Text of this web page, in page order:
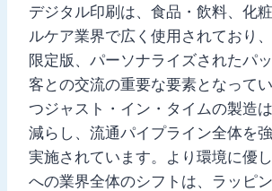
デジタル印刷は、食品・飲料、化
ルケア業界で広く使用されており、
限定版、パーソナライズされたパ
客との交流の重要な要素となって
つジャスト・イン・タイムの製造
減らし、流通パイプライン全体を
実施されています。より環境に優
への業界全体のシフトは、ラッピ